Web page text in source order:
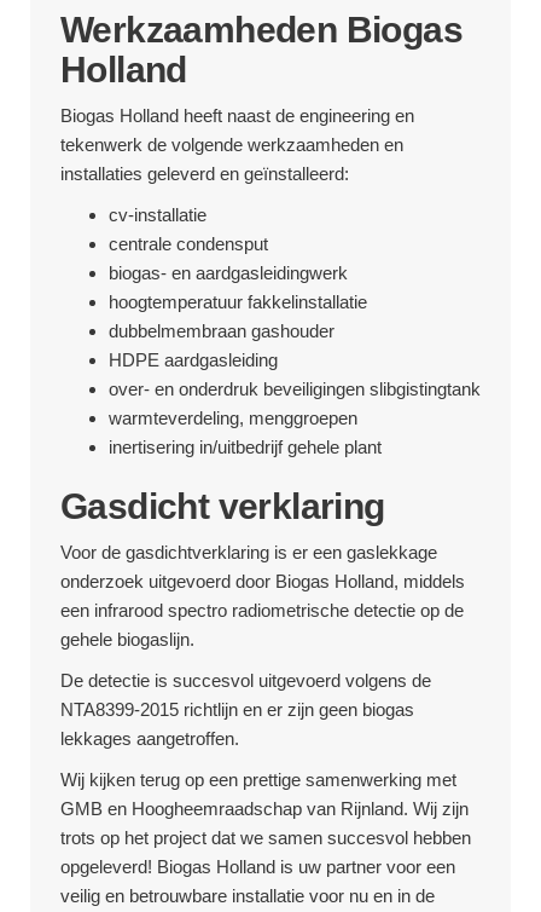
Werkzaamheden Biogas
Holland
Biogas Holland heeft naast de engineering en
tekenwerk de volgende werkzaamheden en
installaties geleverd en geïnstalleerd:
cv-installatie
centrale condensput
biogas- en aardgasleidingwerk
hoogtemperatuur fakkelinstallatie
dubbelmembraan gashouder
HDPE aardgasleiding
over- en onderdruk beveiligingen slibgistingtank
warmteverdeling, menggroepen
inertisering in/uitbedrijf gehele plant
Gasdicht verklaring
Voor de gasdichtverklaring is er een gaslekkage
onderzoek uitgevoerd door Biogas Holland, middels
een infrarood spectro radiometrische detectie op de
gehele biogaslijn.
De detectie is succesvol uitgevoerd volgens de
NTA8399-2015 richtlijn en er zijn geen biogas
lekkages aangetroffen.
Wij kijken terug op een prettige samenwerking met
GMB en Hoogheemraadschap van Rijnland. Wij zijn
trots op het project dat we samen succesvol hebben
opgeleverd! Biogas Holland is uw partner voor een
veilig en betrouwbare installatie voor nu en in de